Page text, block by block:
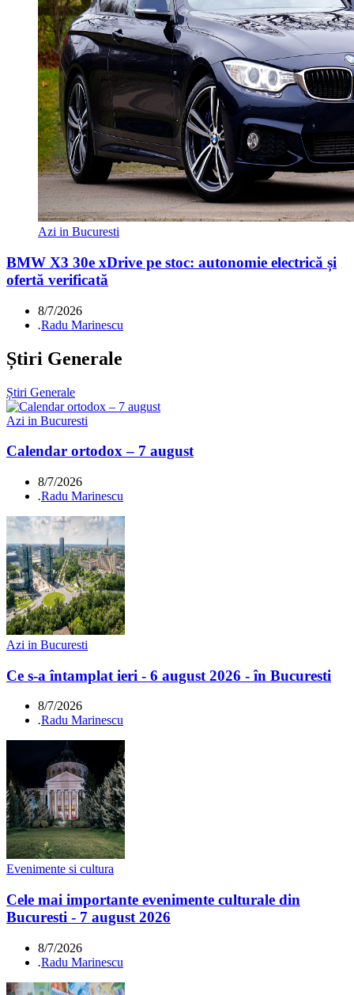
Azi in Bucuresti
BMW X3 30e xDrive pe stoc: autonomie electrică și
ofertă verificată
8/7/2026
.Radu Marinescu
Știri Generale
Știri Generale
Azi in Bucuresti
Calendar ortodox – 7 august
8/7/2026
.Radu Marinescu
Azi in Bucuresti
Ce s-a întamplat ieri - 6 august 2026 - în Bucuresti
8/7/2026
.Radu Marinescu
Evenimente si cultura
Cele mai importante evenimente culturale din
Bucuresti - 7 august 2026
8/7/2026
.Radu Marinescu